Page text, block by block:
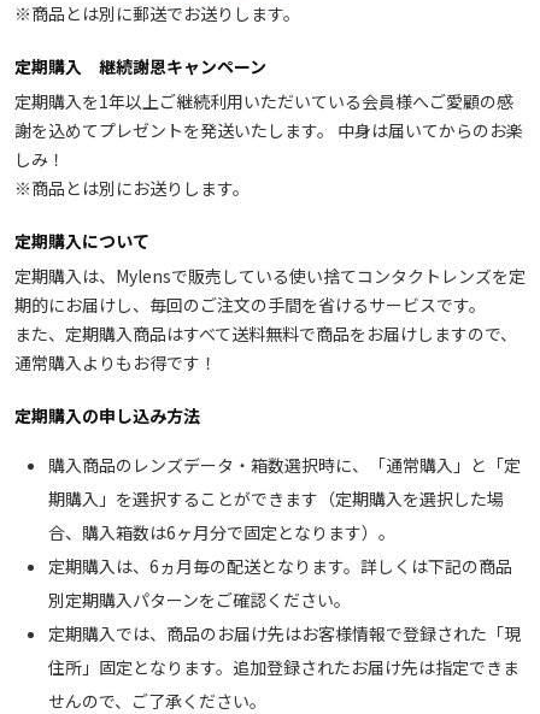
※商品とは別に郵送でお送りします。
定期購入 継続謝恩キャンペーン
定期購入を1年以上ご継続利用いただいている会員様へご愛顧の感
謝を込めてプレゼントを発送いたします。 中身は届いてからのお楽
しみ！
※商品とは別にお送りします。
定期購入について
定期購入は、Mylensで販売している使い捨てコンタクトレンズを定
期的にお届けし、毎回のご注文の手間を省けるサービスです。
また、定期購入商品はすべて送料無料で商品をお届けしますので、
通常購入よりもお得です！
定期購入の申し込み方法
購入商品のレンズデータ・箱数選択時に、「通常購入」と「定
期購入」を選択することができます（定期購入を選択した場
合、購入箱数は6ヶ月分で固定となります）。
定期購入は、6ヵ月毎の配送となります。詳しくは下記の商品
別定期購入パターンをご確認ください。
定期購入では、商品のお届け先はお客様情報で登録された「現
住所」固定となります。追加登録されたお届け先は指定できま
せんので、ご了承ください。